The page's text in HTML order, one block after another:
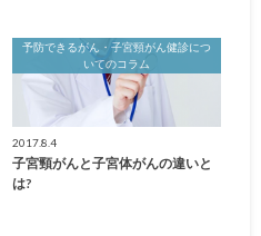
予防できるがん・子宮頸がん健診につ
いてのコラム
2017.8.4
子宮頸がんと子宮体がんの違いと
は?